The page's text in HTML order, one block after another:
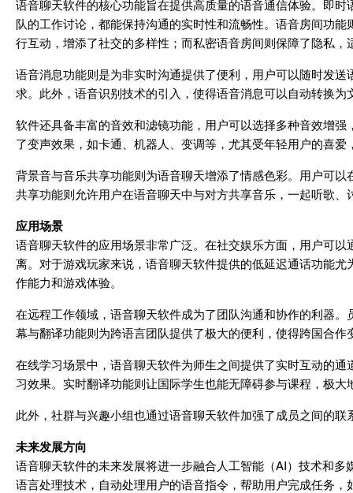
语音聊天软件的核心功能旨在提供高质量的语音通信体验。即
队的工作讨论，都能保持沟通的实时性和流畅性。语音房间功
行互动，增添了社交的多样性；而私密语音房间则保障了隐私
语音消息功能则是为非实时沟通提供了便利，用户可以随时发
求。此外，语音识别技术的引入，使得语音消息可以自动转换
软件还具备丰富的音效和滤镜功能，用户可以选择多种音效增
了变声效果，如卡通、机器人、变调等，尤其受年轻用户的喜
背景音与音乐共享功能则为语音聊天增添了情感色彩。用户可
共享功能则允许用户在语音聊天中与对方共享音乐，一起听歌
应用场景
语音聊天软件的应用场景非常广泛。在社交娱乐方面，用户可
离。对于游戏玩家来说，语音聊天软件提供的低延迟通话功能
作能力和游戏体验。
在远程工作领域，语音聊天软件成为了团队沟通和协作的利器
幕与翻译功能则为跨语言团队提供了极大的便利，使得跨国合作
在线学习场景中，语音聊天软件为师生之间提供了实时互动的
习效果。实时翻译功能则让国际学生也能无障碍参与课程，极大
此外，社群与兴趣小组也通过语音聊天软件加强了成员之间的
未来发展方向
语音聊天软件的未来发展将进一步融合人工智能（AI）技术和
语言处理技术，自动处理用户的语音指令，帮助用户完成任务